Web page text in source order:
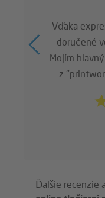
Vďaka
doručené
Mojím
z
Ďalšie recenzie